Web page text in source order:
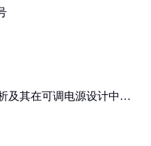
及其在可调电源设计中的